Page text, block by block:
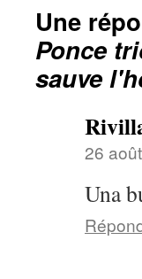
Une
Ponce
sauve
26
Una